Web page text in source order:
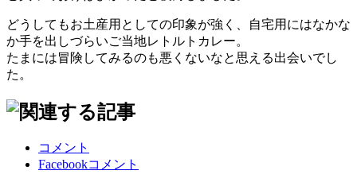
どうしてもお土産用としての印象が強く、自宅用にはなかな
か手を出しづらいご当地レトルトカレー。
たまには冒険してみるのも悪くないなと思える出会いでし
た。
コメント
Facebookコメント